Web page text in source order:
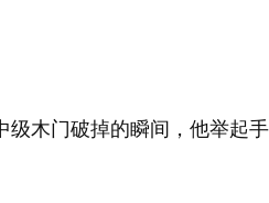
级木门破掉的瞬间，他举起